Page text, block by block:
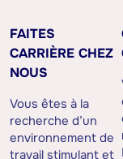
FAITES
CARRIÈRE CHEZ
NOUS
Vous êtes à la
recherche d’un
environnement de
travail stimulant et